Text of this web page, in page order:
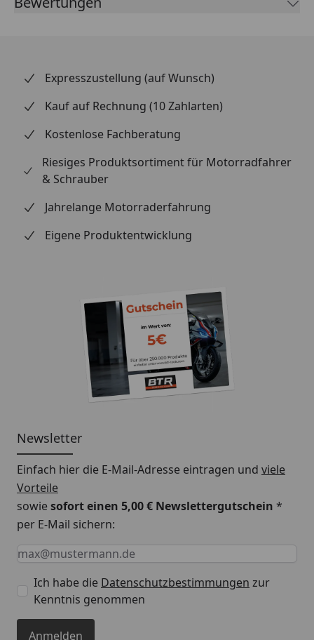
dem ethisches Handeln großgeschrieben wird. Das
Expresszustellung (auf Wunsch)
Kauf auf Rechnung (10 Zahlarten)
Kostenlose Fachberatung
Riesiges Produktsortiment für Motorradfahrer
& Schrauber
Jahrelange Motorraderfahrung
Eigene Produktentwicklung
Newsletter
Einfach hier die E-Mail-Adresse eintragen und viele
Vorteile
sowiesofort einen 5,00 € Newslettergutschein *
per E-Mail sichern:
Keine Eingabe erforderlich
Eingabe erforderlich
E-Mail *
Ich habe die Datenschutzbestimmungen zur
Kenntnis genommen
Anmelden